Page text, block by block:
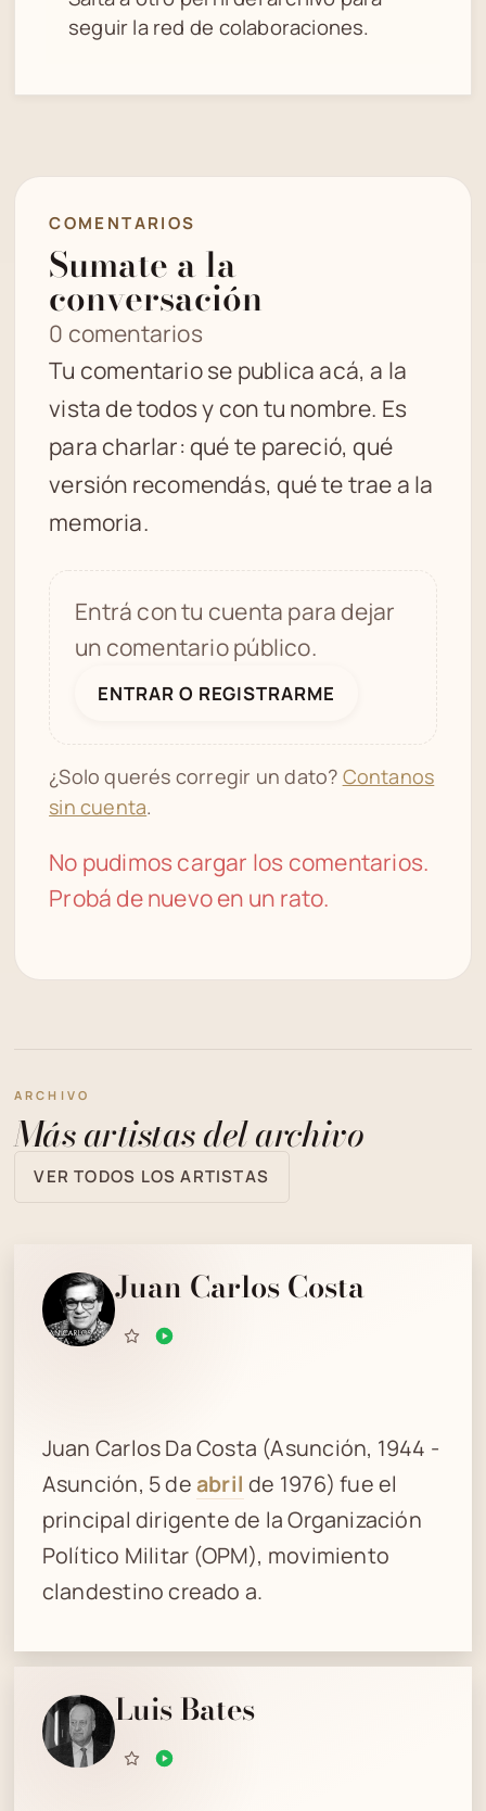
seguir la red de colaboraciones.
COMENTARIOS
Sumate a la
conversación
0 comentarios
Tu comentario se publica acá, a la
vista de todos y con tu nombre. Es
para charlar: qué te pareció, qué
versión recomendás, qué te trae a la
memoria.
Entrá con tu cuenta para dejar
un comentario público.
ENTRAR O REGISTRARME
¿Solo querés corregir un dato? Contanos
sin cuenta.
No pudimos cargar los comentarios.
Probá de nuevo en un rato.
ARCHIVO
Más artistas del archivo
VER TODOS LOS ARTISTAS
Juan Carlos Costa
Juan Carlos Da Costa (Asunción, 1944 -
Asunción, 5 de abril de 1976) fue el
principal dirigente de la Organización
Político Militar (OPM), movimiento
clandestino creado a.
Luis Bates